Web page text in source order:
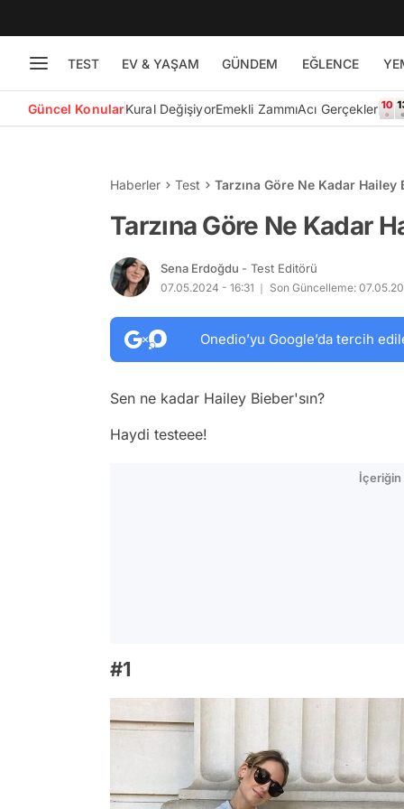
TEST EV & YAŞAM GÜNDEM EĞLENCE
Güncel KonularKural DeğişiyorEmekli ZammıAcı Gerçekler
Haberler Test Tarzına Göre Ne Kadar Hailey
Tarzına Göre Ne Kadar
Sena Erdoğdu - Test Editörü
07.05.2024 - 16:31 Son Güncelleme:
Onedio’yu Google’da tercih
Sen ne kadar Hailey Bieber'sın?
Haydi testeee!
İçeriğin
#1